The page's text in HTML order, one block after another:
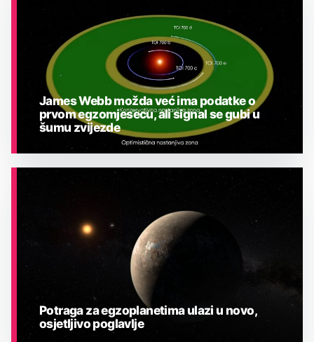
James Webb možda već ima podatke o
prvom egzomjesecu, ali signal se gubi u
šumu zvijezde
Potraga za egzoplanetima ulazi u novo,
osjetljivo poglavlje